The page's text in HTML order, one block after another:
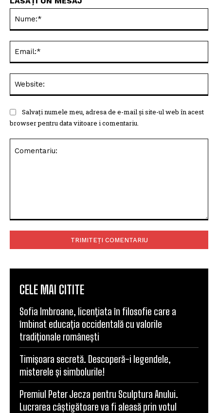
Salvați numele meu, adresa de e-mail și site-ul web în acest
browser pentru data viitoare i comentariu.
CELE MAI CITITE
Sofia Imbroane, licențiata în filosofie care a
îmbinat educația occidentală cu valorile
tradiționale românești
Timișoara secretă. Descoperă-i legendele,
misterele și simbolurile!
Premiul Peter Jecza pentru Sculptura Anului.
Lucrarea câștigătoare va fi aleasă prin votul